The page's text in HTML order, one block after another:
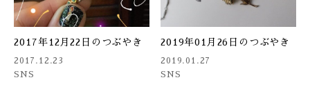
2017年12月22日のつぶやき
2017.12.23
SNS
2019年01月26日のつぶやき
2019.01.27
SNS